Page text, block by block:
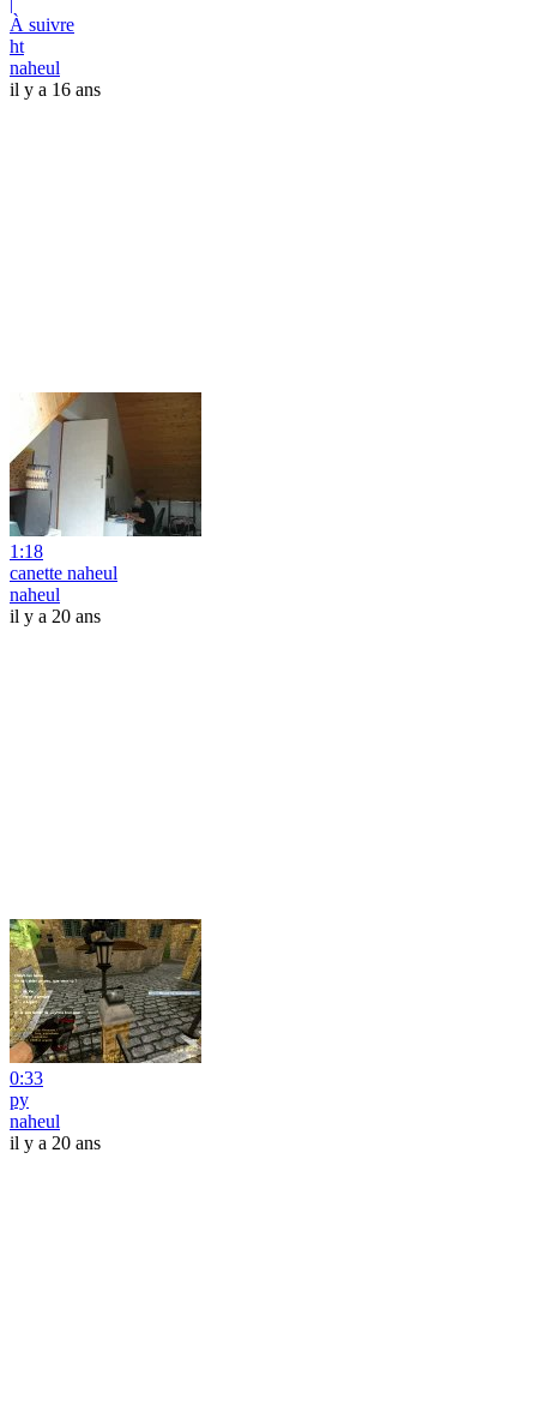
À suivre
ht
naheul
il y a 16 ans
1:18
canette naheul
naheul
il y a 20 ans
0:33
py
naheul
il y a 20 ans